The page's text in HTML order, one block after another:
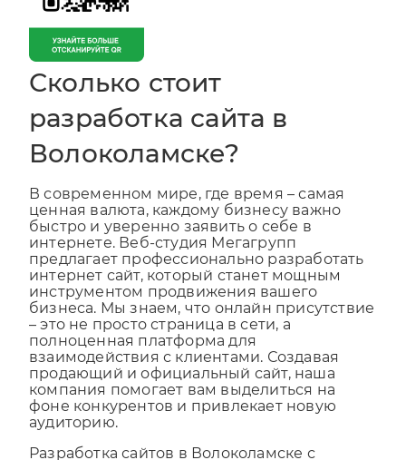
Сколько стоит
разработка сайта в
Волоколамске?
В современном мире, где время – самая
ценная валюта, каждому бизнесу важно
быстро и уверенно заявить о себе в
интернете. Веб-студия Мегагрупп
предлагает профессионально разработать
интернет сайт, который станет мощным
инструментом продвижения вашего
бизнеса. Мы знаем, что онлайн присутствие
– это не просто страница в сети, а
полноценная платформа для
взаимодействия с клиентами. Создавая
продающий и официальный сайт, наша
компания помогает вам выделиться на
фоне конкурентов и привлекает новую